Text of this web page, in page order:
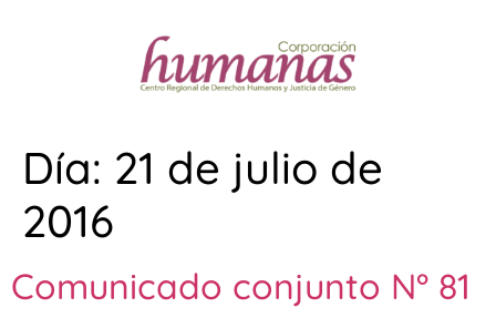
Día: 21 de julio de
2016
Comunicado conjunto N° 81